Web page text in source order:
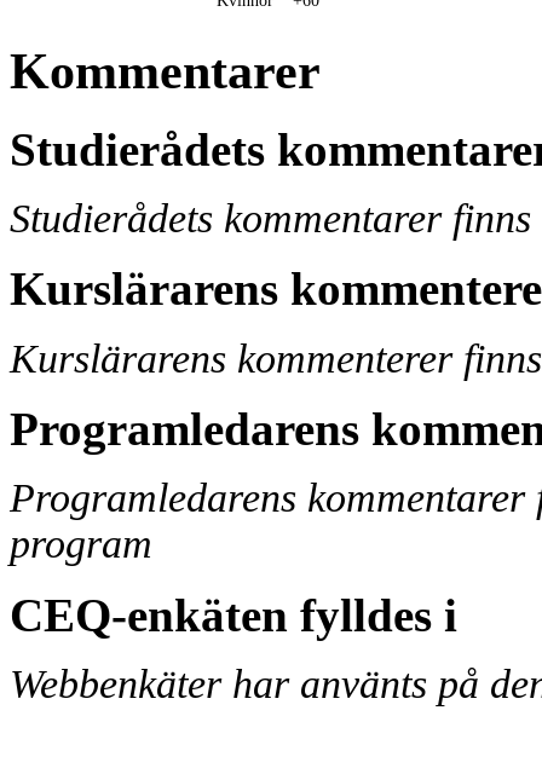
Kommentarer
Studierådets
Studierådets kommentarer
Kurslärarens
Kurslärarens kommenterer
Programledarens
Programledarens
program
CEQ-enkäten fylldes i
Webbenkäter har använts på